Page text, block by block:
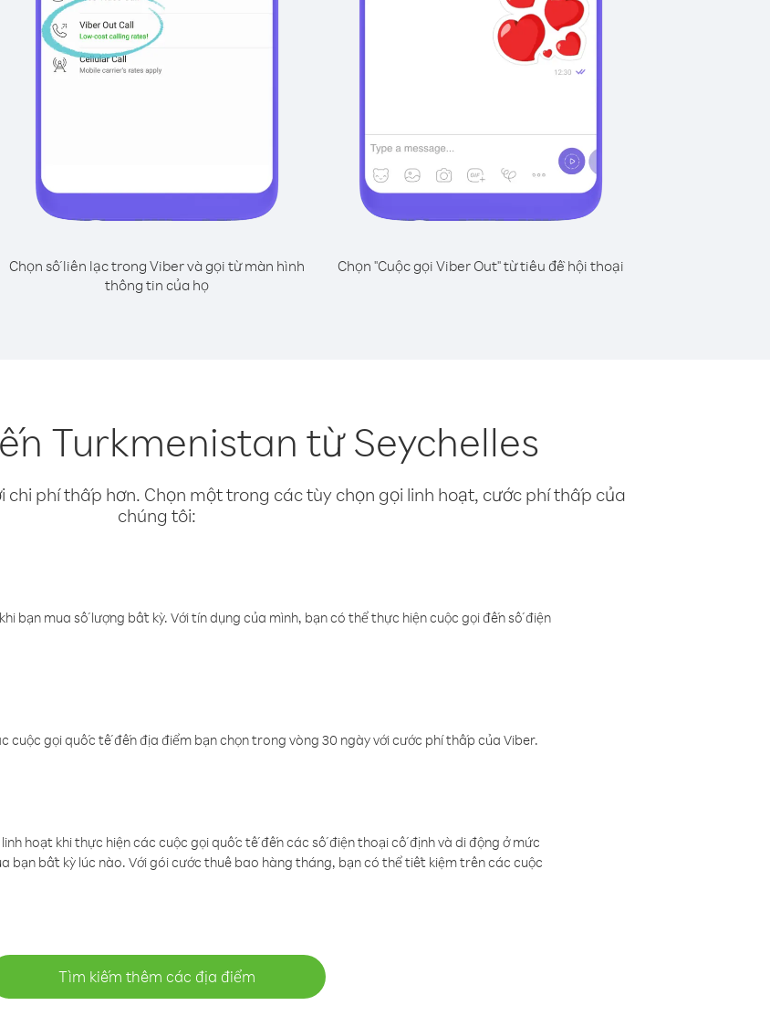
Chọn số liên lạc trong Viber và gọi từ màn hình
thông tin của họ
Chọn "Cuộc gọi Viber Out" từ tiêu đề hội thoại
Turkmenistan từ Seychelles
phí thấp hơn. Chọn một trong các tùy chọn gọi linh hoạt, cước phí thấp của
chúng tôi:
bạn mua số lượng bất kỳ. Với tín dụng của mình, bạn có thể thực hiện cuộc gọi đến số điện
cuộc gọi quốc tế đến địa điểm bạn chọn trong vòng 30 ngày với cước phí thấp của Viber.
hoạt khi thực hiện các cuộc gọi quốc tế đến các số điện thoại cố định và di động ở mức
bạn bất kỳ lúc nào. Với gói cước thuê bao hàng tháng, bạn có thể tiết kiệm trên các cuộc
Tìm kiếm thêm các địa điểm